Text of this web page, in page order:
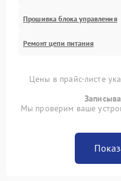
Прошивка блока управления
Ремонт цепи питания
Цены в прайс-листе
Мы проверим ваше